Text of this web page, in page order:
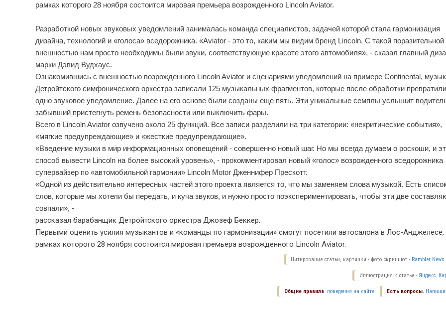
рамках которого 28 ноября состоится мировая премьера возрожденного Lincoln Aviator.
Разработкой новых звуковых уведомлений занималась команда специалистов, задачей которой стала гармонизация
дизайна, технологий и «голоса» вседорожника. «Aviator - это то, каким мы видим бренд Lincoln. С такой поразительной
внешностью нам просто необходимы были звуки, соответствующие красоте этого автомобиля», - сказал главный
марки Дэвид Вудхаус.
Ознакомившись с внешностью возрожденного Lincoln Aviator и сценариями уведомлений на примере Continental,
Детройтского симфонического оркестра записали 125 музыкальных фрагментов, которые после обработки
одно звуковое уведомление. Далее на его основе были созданы еще пять. Эти уникальные семплы услышит
забывший пристегнуть ремень безопасности или выключить фары.
Всего в Lincoln Aviator озвучено около 25 функций. Все записи разделили на три категории: «некритические события»,
«мягкие предупреждающие» и «жесткие предупреждающие».
«Введение музыки в мир информационных оповещений - совершенно новый шаг. Но мы всегда думаем о роскоши, и
способ вывести Lincoln на более высокий уровень», - прокомментировал новый «голос» возрожденного вседорожника
супервайзер по «автомобильной гармонии» Lincoln Motor Дженнифер Прескотт.
«Одной из действительно интересных частей этого проекта является то, что мы заменяем слова музыкой. Есть
слов, которые мы хотели бы передать, и куча звуков, и нужно просто поэкспериментировать, чтобы эти две
совпали», -
рассказал барабанщик Детройтского оркестра Джозеф Беккер.
Первыми оценить усилия музыкантов и «команды по гармонизации» смогут посетили автосалона в Лос-Анджелесе,
рамках которого 28 ноября состоится мировая премьера возрожденного Lincoln Aviator.
Цитирование статьи, картинки - фото скриншот - Rambler News
Иллюстрация к статье - Яндекс.
Есть вопросы.
Общие правила поведения на сайте.